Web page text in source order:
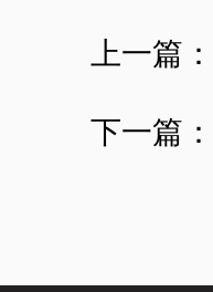
上一篇：
下一篇：